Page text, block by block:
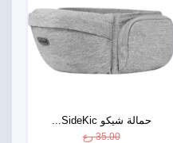
حمالة شيكو SideKic...
35.00 رع